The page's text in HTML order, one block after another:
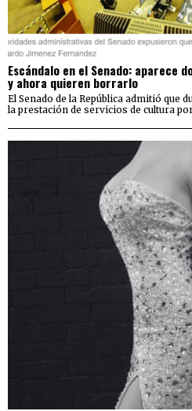
Escándalo en el Senado: aparece
y ahora quieren borrarlo
El Senado de la República admitió que
la prestación de servicios de cultura